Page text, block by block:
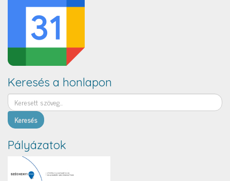
Keresés a honlapon
Keresés
Pályázatok